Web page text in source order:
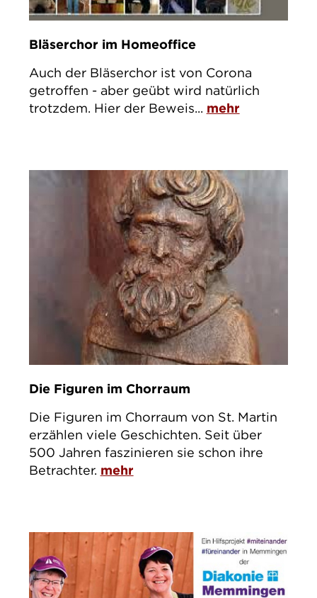
Bläserchor im Homeoffice
Auch der Bläserchor ist von Corona
getroffen - aber geübt wird natürlich
trotzdem. Hier der Beweis... mehr
Die Figuren im Chorraum
Die Figuren im Chorraum von St. Martin
erzählen viele Geschichten. Seit über
500 Jahren faszinieren sie schon ihre
Betrachter. mehr